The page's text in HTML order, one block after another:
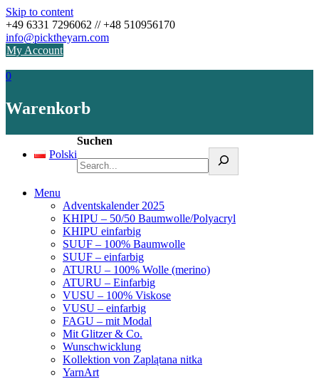
Skip to content
+49 6331 7296062 // +48 510956170
info@picktheyarn.com
My Account
0
Warenkorb
Polski
Suchen
Menu
Adventskalender 2025
KHIPU – 50/50 Baumwolle/Polyacryl
KHIPU einfarbig
SUUF – 100% Baumwolle
SUUF – einfarbig
ATURU – 100% Wolle (merino)
ATURU – Einfarbig
VUSU – 100% Viskose
VUSU – einfarbig
FAGU – mit Modal
Mit Glitzer & Co.
Wunschwicklung
Kollektion von Zaplątana nitka
YarnArt